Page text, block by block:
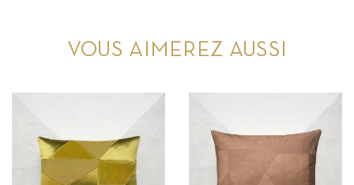
VOUS AIMEREZ AUSSI